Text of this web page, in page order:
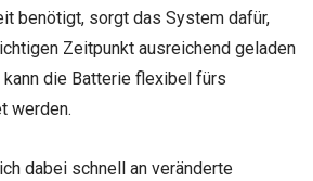
benötigt, sorgt das System dafür,
Zeitpunkt ausreichend geladen
die Batterie flexibel fürs
werden.
dabei schnell an veränderte